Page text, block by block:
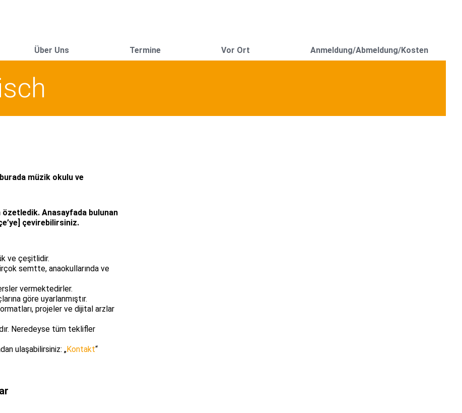
Über Uns Termine Vor Ort Anmeldung/Abmeldung/Kosten
müzik okulu ve
Anasayfada bulunan
çevirebilirsiniz.
ve çeşitlidir.
semtte, anaokullarında ve
vermektedirler.
göre uyarlanmıştır.
projeler ve dijital arzlar
Neredeyse tüm teklifler
ulaşabilirsiniz: „Kontakt“